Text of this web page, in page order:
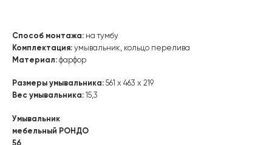
Способ монтажа: на тумбу
Комплектация: умывальник, кольцо перелива
Материал: фарфор
Размеры умывальника: 561 х 463 х 219
Вес умывальника: 15,3
Умывальник
мебельный РОНДО
56